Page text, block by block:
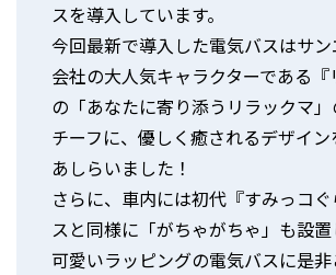
スを導入しています。
今回最新で導入した電気バスはサ
会社の大人気キャラクターである『
の「あなたに寄り添うリラックマ
チーフに、優しく癒されるデザイ
あしらいました！
さらに、車内には初代『すみっコ
スと同様に「がちゃがちゃ」も設置
可愛いラッピングの電気バスに是